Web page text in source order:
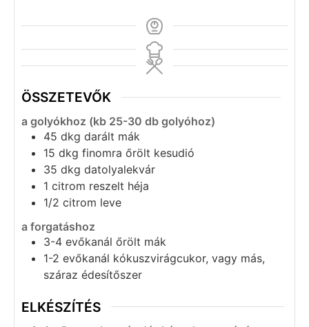
ÖSSZETEVŐK
a golyókhoz (kb 25-30 db golyóhoz)
45 dkg darált mák
15 dkg finomra őrölt kesudió
35 dkg datolyalekvár
1 citrom reszelt héja
1/2 citrom leve
a forgatáshoz
3-4 evőkanál őrölt mák
1-2 evőkanál kókuszvirágcukor, vagy más,
száraz édesítőszer
ELKÉSZÍTÉS